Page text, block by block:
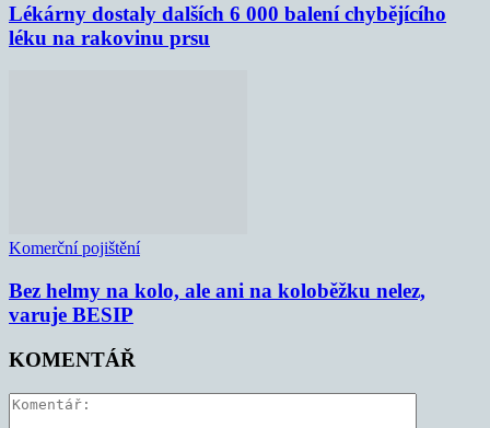
Lékárny dostaly dalších 6 000 balení chybějícího
léku na rakovinu prsu
Komerční pojištění
Bez helmy na kolo, ale ani na koloběžku nelez,
varuje BESIP
KOMENTÁŘ